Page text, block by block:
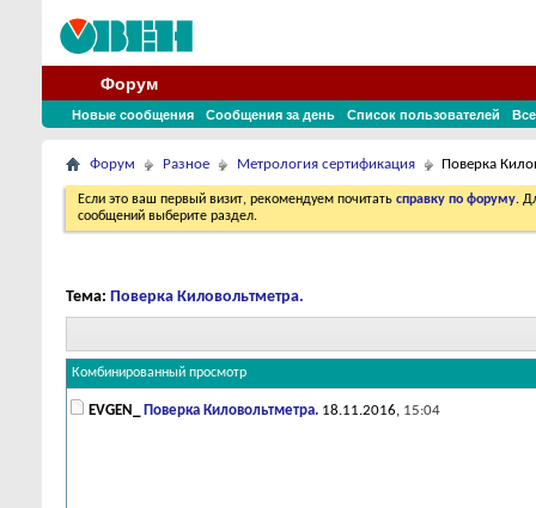
Форум
Новые сообщения Сообщения за день Список пользователей
Форум Разное Метрология сертификация Поверка
Если это ваш первый визит, рекомендуем почитать справку по форуму.
сообщений выберите раздел.
Тема: Поверка Киловольтметра.
Комбинированный просмотр
EVGEN_ Поверка Киловольтметра. 18.11.2016, 15:04